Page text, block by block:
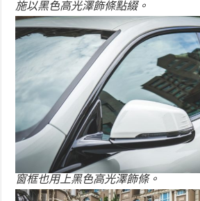
施以黑色高光澤飾條點綴。
窗框也用上黑色高光澤飾條。